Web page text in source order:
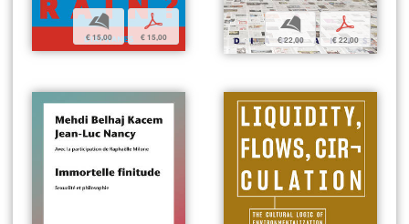
b
€ 15,00
p
€ 15,00
b
€ 22,00
p
€ 22,00